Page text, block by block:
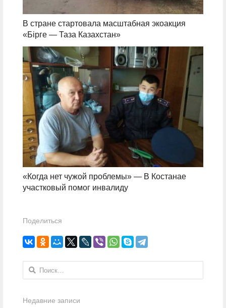
В стране стартовала масштабная экоакция
«Бірге — Таза Казахстан»
«Когда нет чужой проблемы» — В Костанае
участковый помог инвалиду
Поделиться
Найти:
Недавние записи